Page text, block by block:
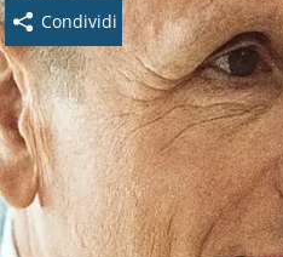
Condividi